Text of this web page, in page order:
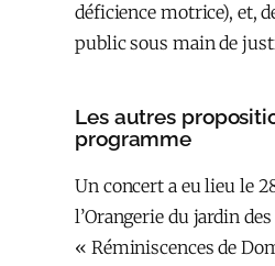
déficience motrice), et,
public sous main de
Les autres
programme
Un concert a eu lieu le
l’Orangerie du jardin
« Réminiscences de